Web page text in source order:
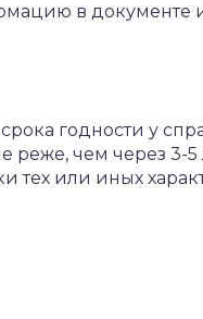
в документе
годности у
чем через 3-5
тех или иных